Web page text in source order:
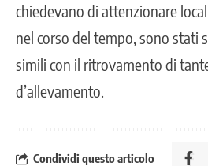
chiedevano di attenzionare
nel corso del tempo, sono stati
simili con il ritrovamento di
d’allevamento.
Condividi questo articolo